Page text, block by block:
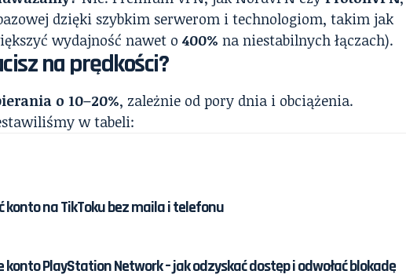
dzięki szybkim serwerom i technologiom, takim jak
wydajność nawet o400% na niestabilnych łączach).
na prędkości?
o 10–20%, zależnie od pory dnia i obciążenia.
w tabeli:
konto na TikToku bez maila i telefonu
konto PlayStation Network – jak odzyskać dostęp i odwołać blokadę